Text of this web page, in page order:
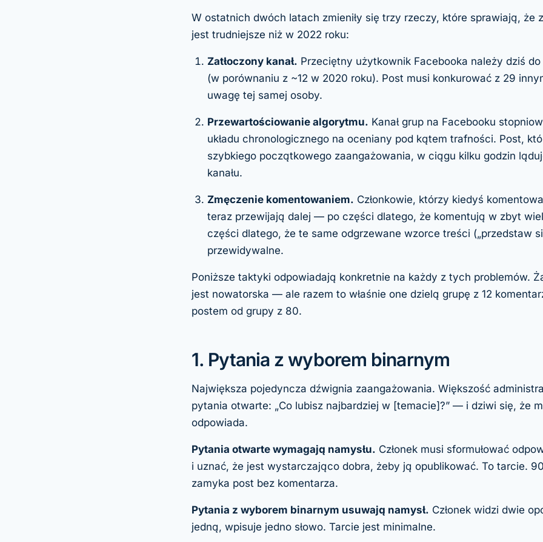
W ostatnich dwóch latach zmieniły się trzy rzeczy, które sprawiają, że
jest trudniejsze niż w 2022 roku:
Zatłoczony kanał. Przeciętny użytkownik Facebooka należy dziś
(w porównaniu z ~12 w 2020 roku). Post musi konkurować z 29
uwagę tej samej osoby.
Przewartościowanie algorytmu. Kanał grup na Facebooku
układu chronologicznego na oceniany pod kątem trafności. Post,
szybkiego początkowego zaangażowania, w ciągu kilku godzin
kanału.
Zmęczenie komentowaniem. Członkowie, którzy kiedyś
teraz przewijają dalej — po części dlatego, że komentują w zbyt
części dlatego, że te same odgrzewane wzorce treści („przedstaw
przewidywalne.
Poniższe taktyki odpowiadają konkretnie na każdy z tych problemów.
jest nowatorska — ale razem to właśnie one dzielą grupę z 12
postem od grupy z 80.
1. Pytania z wyborem binarnym
Największa pojedyncza dźwignia zaangażowania. Większość
pytania otwarte: „Co lubisz najbardziej w [temacie]?” — i dziwi się, że
odpowiada.
Pytania otwarte wymagają namysłu. Członek musi sformułować
i uznać, że jest wystarczająco dobra, żeby ją opublikować. To tarcie.
zamyka post bez komentarza.
Pytania z wyborem binarnym usuwają namysł. Członek widzi dwie
jedną, wpisuje jedno słowo. Tarcie jest minimalne.